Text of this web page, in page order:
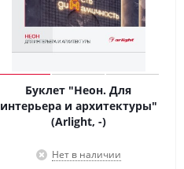
Буклет "Неон. Для
интерьера и архитектуры"
(Arlight, -)
Нет в наличии